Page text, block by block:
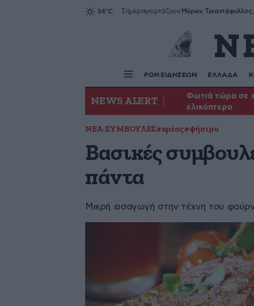
Σήμεραγιορτάζουν:
ΡΟΗ ΕΙΔΗΣΕΩΝ ΕΛΛΑΔΑ
NEWS ALERT
Φωτιά τώρα σε
ελικόπτερο
ΝΕΑ-ΣΥΜΒΟΥΛΕΣ#κρέας#ψήσιμο
Βασικές
πάντα
Μικρή εισαγωγή στην τέχνη του